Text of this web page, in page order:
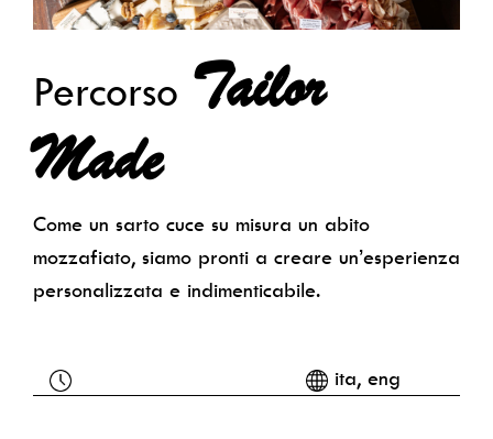
Percorso Tailor
Made
Come un sarto cuce su misura un abito
mozzafiato, siamo pronti a creare un’esperienza
personalizzata e indimenticabile.
ita, eng